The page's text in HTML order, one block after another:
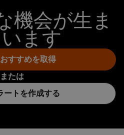
機会が生ま
ます
すすめを取得
または
ートを作成する